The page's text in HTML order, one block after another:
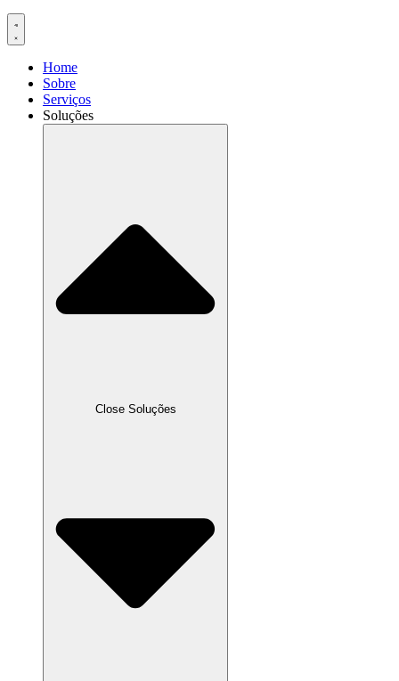
Home
Sobre
Serviços
Soluções
Close Soluções